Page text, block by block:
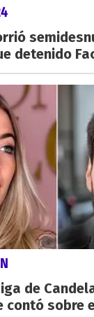
detenido
de
contó sobre